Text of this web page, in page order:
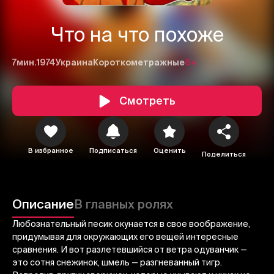
Что на что похоже
7мин.1974Украина Короткометражные6+
Смотреть
В избранное Подписаться Оценить Поделиться
ОписаниеВ главных ролях
Любознательный песик окунается в свое воображение,
придумывая для окружающих его вещей интересные
сравнения. И вот разлетевшийся от ветра одуванчик —
это сотня снежинок, шмель — разгневанный тигр.
1 2 3
Отправить
Отменить Авторизоваться